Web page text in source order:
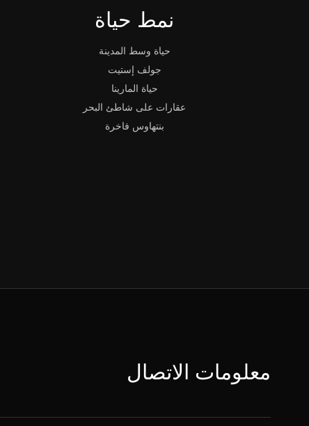
نمط حياة
حياة وسط المدينة
جولف إستيت
حياة المارينا
عقارات على شاطئ البحر
بنتهاوس فاخرة
معلومات الاتصال